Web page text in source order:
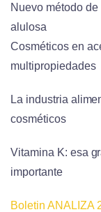
Nuevo método
alulosa
Cosméticos en
multipropiedades
La industria
cosméticos
Vitamina K: esa
importante
Boletin ANALIZA